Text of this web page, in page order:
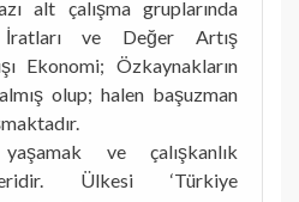
alt çalışma gruplarında
ve Değer Artış
Ekonomi; Özkaynakların
olup; halen başuzman
ve çalışkanlık
Ülkesi ‘Türkiye